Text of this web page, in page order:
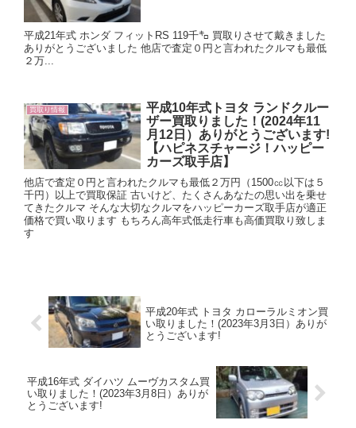
平成21年式 ホンダ フィットRS 119千㌔ 買取りさせて戴きました
ありがとうございました 他店で査定０円と言われたクルマも最低
２万...
買取り情報
平成10年式トヨタ ランドクルー
ザー買取りました！(2024年11
月12日）ありがとうございます!
【ハピネスチャージ！ハッピー
カーズ取手店】
他店で査定０円と言われたクルマも最低２万円（1500㏄以下は５
千円）以上で買取保証 古いけど、たくさんあなたの思い出を乗せ
てきたクルマ そんな大切なクルマをハッピーカーズ取手店が適正
価格で買い取ります もちろん高年式低走行車も高価買取り致しま
す
平成20年式 トヨタ カローラルミオン買
い取りました！(2023年3月3日）ありが
とうございます!
平成16年式 ダイハツ ムーヴカスタム買
い取りました！(2023年3月8日）ありが
とうございます!